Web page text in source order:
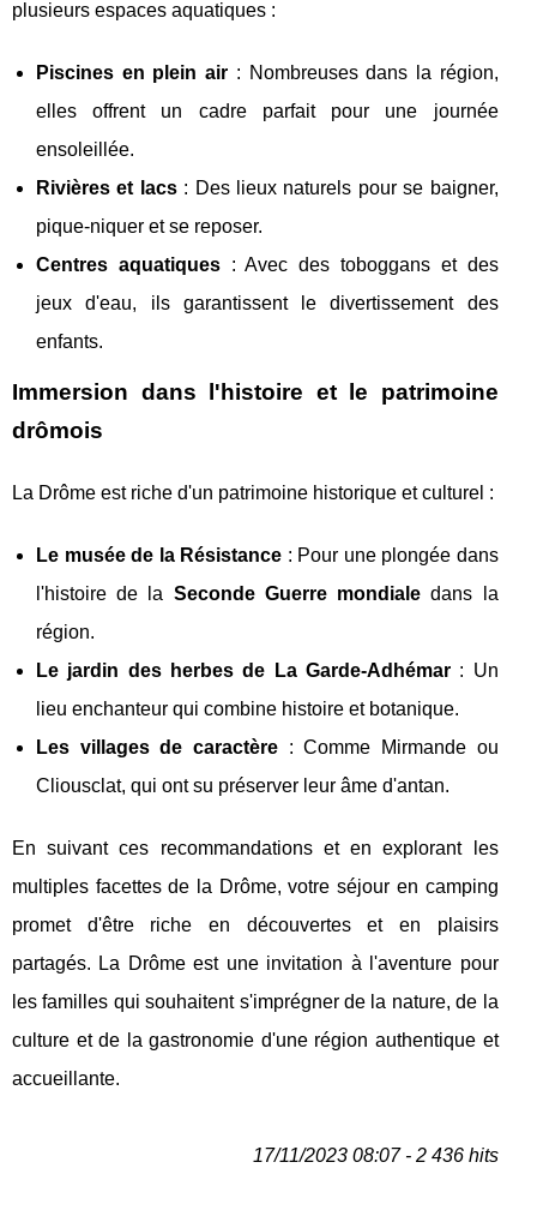
plusieurs espaces aquatiques :
Piscines en plein air : Nombreuses dans la région,
elles offrent un cadre parfait pour une journée
ensoleillée.
Rivières et lacs: Des lieux naturels pour se baigner,
pique-niquer et se reposer.
Centres aquatiques: Avec des toboggans et des
jeux d'eau, ils garantissent le divertissement des
enfants.
Immersion dans l'histoire et le patrimoine
drômois
La Drôme est riche d'un patrimoine historique et culturel :
Le musée de la Résistance : Pour une plongée dans
l'histoire de la Seconde Guerre mondiale dans la
région.
Le jardin des herbes de La Garde-Adhémar: Un
lieu enchanteur qui combine histoire et botanique.
Les villages de caractère: Comme Mirmande ou
Cliousclat, qui ont su préserver leur âme d'antan.
En suivant ces recommandations et en explorant les
multiples facettes de la Drôme, votre séjour en camping
promet d'être riche en découvertes et en plaisirs
partagés. La Drôme est une invitation à l'aventure pour
les familles qui souhaitent s'imprégner de la nature, de la
culture et de la gastronomie d'une région authentique et
accueillante.
17/11/2023 08:07 - 2 436 hits